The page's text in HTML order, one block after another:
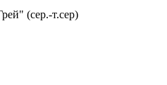
(сер.-т.сер)